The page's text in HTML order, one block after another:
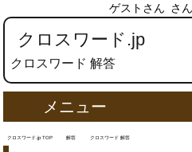
ゲストさん さん
クロスワード.jp
クロスワード 解答
メニュー
クロスワード.jp TOP 解答 クロスワード 解答